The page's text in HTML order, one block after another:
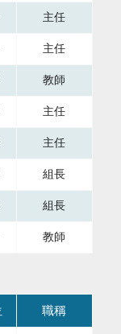
主任
主任
教師
主任
主任
組長
組長
教師
直欄銜稱，第二直
職稱